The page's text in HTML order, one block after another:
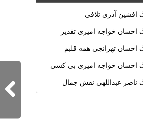
افشین آذری تلافی
احسان خواجه امیری تقدیر
احسان تهرانچی همه قلبم
احسان خواجه امیری بی کسی
ناصر عبداللهی نقش جمال